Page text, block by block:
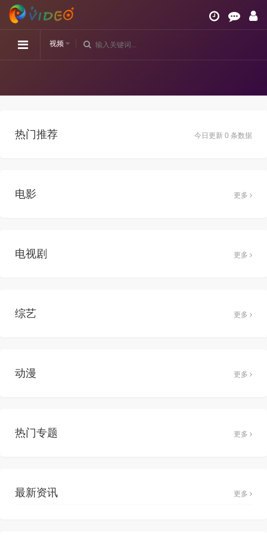
视频
今日更新 0 条数据
热门推荐
电影 更多
电视剧 更多
综艺 更多
动漫 更多
热门专题 更多
最新资讯 更多